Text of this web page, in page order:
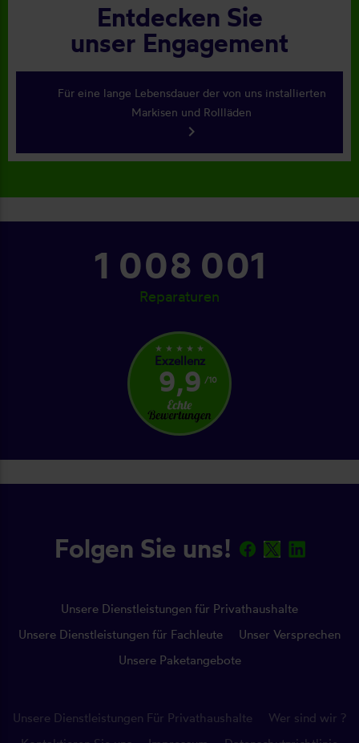
Entdecken Sie
unser Engagement
Für eine lange Lebensdauer der von uns installierten
Markisen und Rollläden
keyboard_arrow_right
1 079 001
Reparaturen
star_rate star_rate star_rate star_rate star_rate
Exzellenz
9,9 /10
Folgen Sie uns!
Unsere Dienstleistungen für Privathaushalte
Unsere Dienstleistungen für Fachleute
Unser Versprechen
Unsere Paketangebote
Unsere Dienstleistungen Für Privathaushalte
Wer sind wir ?